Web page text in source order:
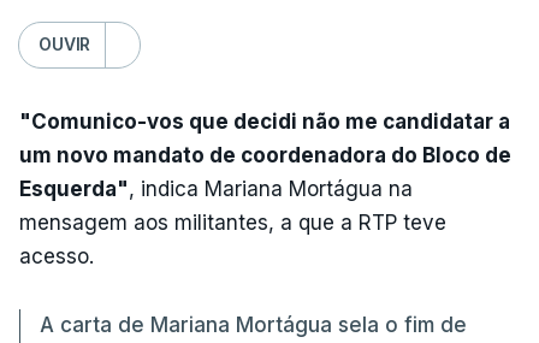
OUVIR
"Comunico-vos que decidi não me candidatar a
um novo mandato de coordenadora do Bloco de
Esquerda", indica Mariana Mortágua na
mensagem aos militantes, a que a RTP teve
acesso.
A carta de Mariana Mortágua sela o fim de